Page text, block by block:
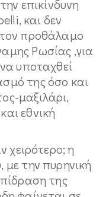
επικίνδυνη
και δεν
προθάλαμο
Ρωσίας ,για
υποταχθεί
της όσο και
μαξιλάρι,
εθνική
χειρότερο; η
την πυρηνική
της